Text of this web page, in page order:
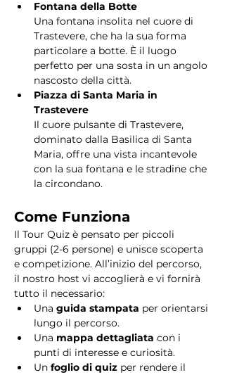
Fontana della Botte
Una fontana insolita nel cuore di
Trastevere, che ha la sua forma
particolare a botte. È il luogo
perfetto per una sosta in un angolo
nascosto della città.
Piazza di Santa Maria in
Trastevere
Il cuore pulsante di Trastevere,
dominato dalla Basilica di Santa
Maria, offre una vista incantevole
con la sua fontana e le stradine che
la circondano.
Come Funziona
Il Tour Quiz è pensato per piccoli
gruppi (2-6 persone) e unisce scoperta
e competizione. All’inizio del percorso,
il nostro host vi accoglierà e vi fornirà
tutto il necessario:
Una guida stampata per orientarsi
lungo il percorso.
Una mappa dettagliata con i
punti di interesse e curiosità.
Un foglio di quiz per rendere il